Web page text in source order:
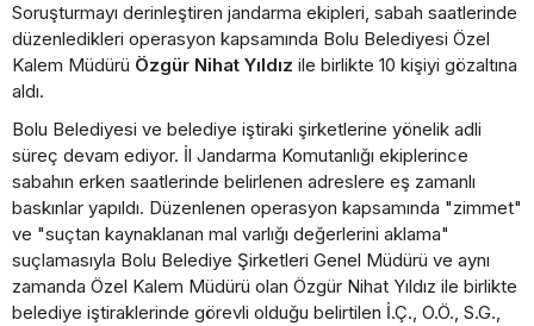
Soruşturmayı derinleştiren jandarma ekipleri, sabah saatlerinde
düzenledikleri operasyon kapsamında Bolu Belediyesi Özel
Kalem Müdürü Özgür Nihat Yıldız ile birlikte 10 kişiyi gözaltına
aldı.
Bolu Belediyesi ve belediye iştiraki şirketlerine yönelik adli
süreç devam ediyor. İl Jandarma Komutanlığı ekiplerince
sabahın erken saatlerinde belirlenen adreslere eş zamanlı
baskınlar yapıldı. Düzenlenen operasyon kapsamında "zimmet"
ve "suçtan kaynaklanan mal varlığı değerlerini aklama"
suçlamasıyla Bolu Belediye Şirketleri Genel Müdürü ve aynı
zamanda Özel Kalem Müdürü olan Özgür Nihat Yıldız ile birlikte
belediye iştiraklerinde görevli olduğu belirtilen İ.Ç., O.Ö., S.G.,